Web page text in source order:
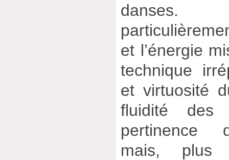
danses.
et l’énergie
technique
et virtuosité
fluidité des
pertinence
mais, plus